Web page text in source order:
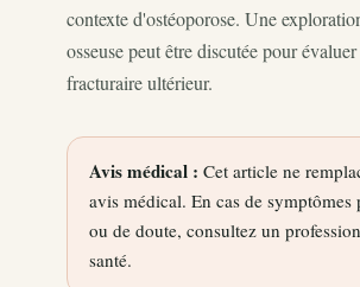
contexte d'ostéoporose. Une
osseuse peut être discutée pour
fracturaire ultérieur.
Avis médical : Cet article ne
avis médical. En cas de symptômes
ou de doute, consultez un
santé.